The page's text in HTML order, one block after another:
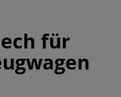
für